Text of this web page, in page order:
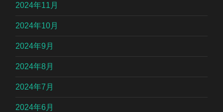
2024年11月
2024年10月
2024年9月
2024年8月
2024年7月
2024年6月